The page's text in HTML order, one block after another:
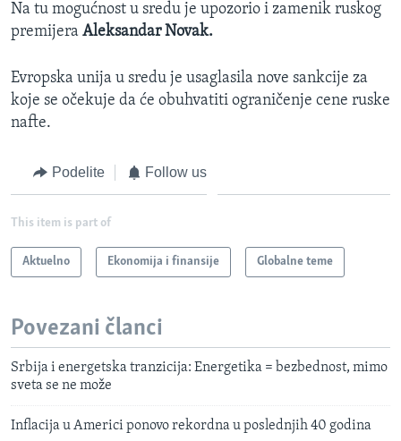
Na tu mogućnost u sredu je upozorio i zamenik ruskog
premijera Aleksandar Novak.
Evropska unija u sredu je usaglasila nove sankcije za
koje se očekuje da će obuhvatiti ograničenje cene ruske
nafte.
Podelite Follow us
This item is part of
Aktuelno Ekonomija i finansije Globalne teme
Povezani članci
Srbija i energetska tranzicija: Energetika = bezbednost, mimo
sveta se ne može
Inflacija u Americi ponovo rekordna u poslednjih 40 godina